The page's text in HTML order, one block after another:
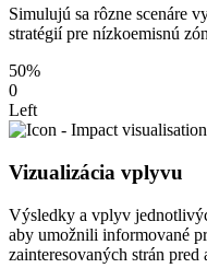
Simulujú sa rôzne scenáre
stratégií pre nízkoemisnú
50%
0
Left
Vizualizácia vplyvu
Výsledky a vplyv
aby umožnili informované
zainteresovaných strán